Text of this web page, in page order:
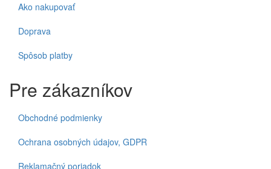
Ako nakupovať
Doprava
Spôsob platby
Pre zákazníkov
Obchodné podmienky
Ochrana osobných údajov, GDPR
Reklamačný poriadok